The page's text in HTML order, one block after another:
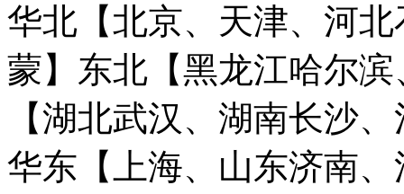
华北【北京、天津、河
蒙】 东北【黑龙江哈尔
【湖北武汉、湖南长沙
华东【上海、山东济南